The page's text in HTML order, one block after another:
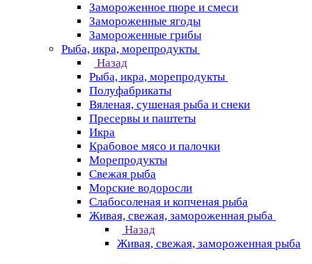
Замороженное пюре и смеси
Замороженные ягоды
Замороженные грибы
Рыба, икра, морепродукты
Назад
Рыба, икра, морепродукты
Полуфабрикаты
Вяленая, сушеная рыба и снеки
Пресервы и паштеты
Икра
Крабовое мясо и палочки
Морепродукты
Свежая рыба
Морские водоросли
Слабосоленая и копченая рыба
Живая, свежая, замороженная рыба
Назад
Живая, свежая, замороженная рыба